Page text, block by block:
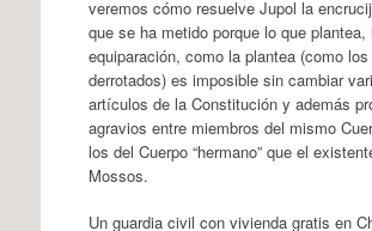
veremos cómo resuelve Jupol la
que se ha metido porque lo que plantea,
equiparación, como la plantea (como
derrotados) es imposible sin cambiar
artículos de la Constitución y además
agravios entre miembros del mismo
los del Cuerpo “hermano” que el
Mossos.
Un guardia civil con vivienda gratis en